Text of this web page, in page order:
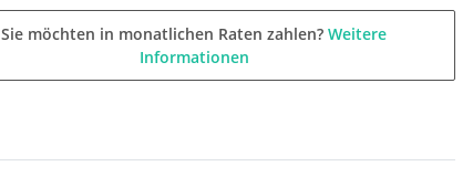
Sie möchten in monatlichen Raten zahlen? Weitere
Informationen